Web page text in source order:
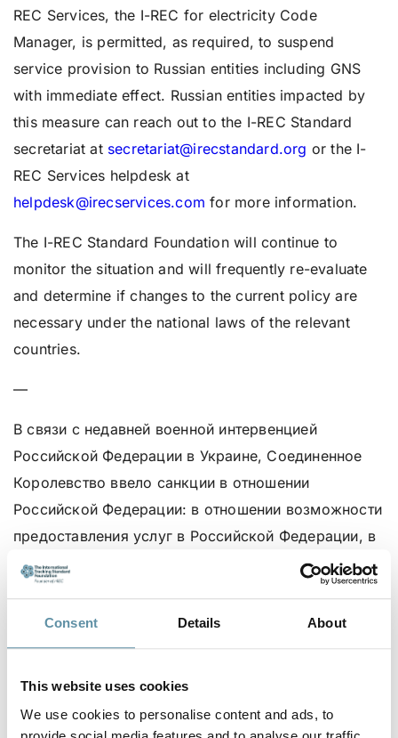
Consent Details About
This website uses cookies
We use cookies to personalise content and ads, to
REC Services, the I-REC for electricity Code
Manager, is permitted, as required, to suspend
service provision to Russian entities including GNS
with immediate effect. Russian entities impacted by
this measure can reach out to the I-REC Standard
secretariat at secretariat@irecstandard.org or the I-
REC Services helpdesk at
helpdesk@irecservices.com for more information.
The I-REC Standard Foundation will continue to
monitor the situation and will frequently re-evaluate
and determine if changes to the current policy are
necessary under the national laws of the relevant
countries.
—
В связи с недавней военной интервенцией
Российской Федерации в Украине, Соединенное
Королевство ввело санкции в отношении
Российской Федерации: в отношении возможности
предоставления услуг в Российской Федерации, в
отношении российских товаров и некоторых
I-REC для электричества и связанный с ним реестр
во многих странах, включая прямые лицензионные
соглашения для использования различных